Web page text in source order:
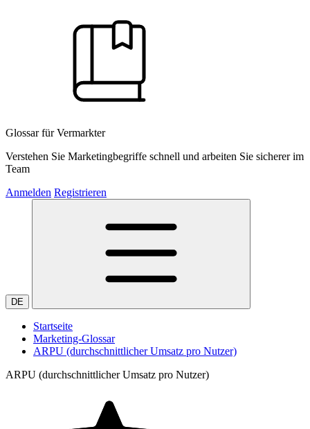
Glossar für Vermarkter
Verstehen Sie Marketingbegriffe schnell und arbeiten Sie sicherer im
Team
Anmelden Registrieren
DE
Startseite
Marketing-Glossar
ARPU (durchschnittlicher Umsatz pro Nutzer)
ARPU (durchschnittlicher Umsatz pro Nutzer)